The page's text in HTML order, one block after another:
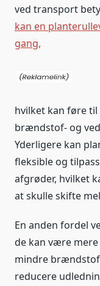
ved transport
kan en
gang,
hvilket kan føre
brændstof- og
Yderligere kan
fleksible og
afgrøder, hvilket
at skulle skifte
En anden fordel
de kan være
mindre
reducere